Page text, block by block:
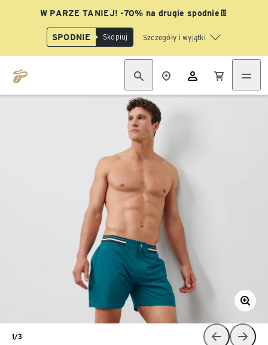
W PARZE TANIEJ! -70% na drugie spodnie👖
SPODNIE Skopiuj Szczegóły i wyjątki
1/3